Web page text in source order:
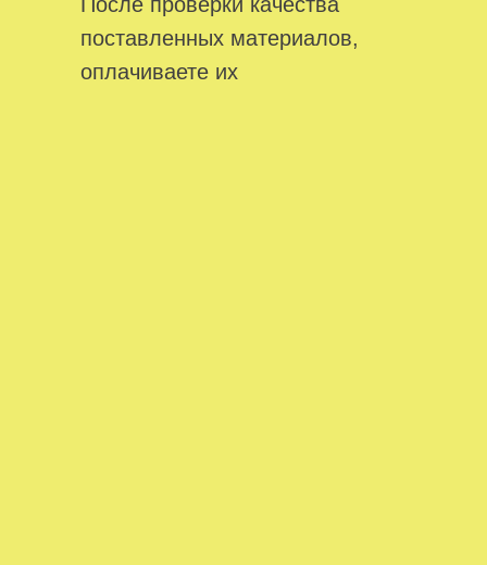
поставленных материалов,
оплачиваете их